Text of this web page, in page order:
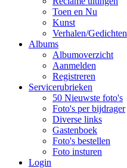
Toen en Nu
Kunst
Verhalen/Gedichten
Albums
Albumoverzicht
Aanmelden
Registreren
Servicerubrieken
50 Nieuwste foto's
Foto's per bijdrager
Diverse links
Gastenboek
Foto's bestellen
Foto insturen
Login